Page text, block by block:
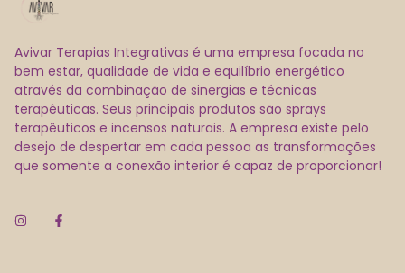
Avivar Terapias Integrativas é uma empresa focada no
bem estar, qualidade de vida e equilíbrio energético
através da combinação de sinergias e técnicas
terapêuticas. Seus principais produtos são sprays
terapêuticos e incensos naturais. A empresa existe pelo
desejo de despertar em cada pessoa as transformações
que somente a conexão interior é capaz de proporcionar!